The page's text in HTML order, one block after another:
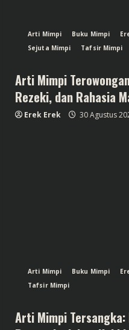
Arti Mimpi Buku Mimpi
Sejuta Mimpi
Tafsir Mimpi
Arti Mimpi
Rezeki, dan Rahasia
Erek Erek 30 Agustus
Arti Mimpi Buku Mimpi
Tafsir Mimpi
Arti Mimpi Tersangka: